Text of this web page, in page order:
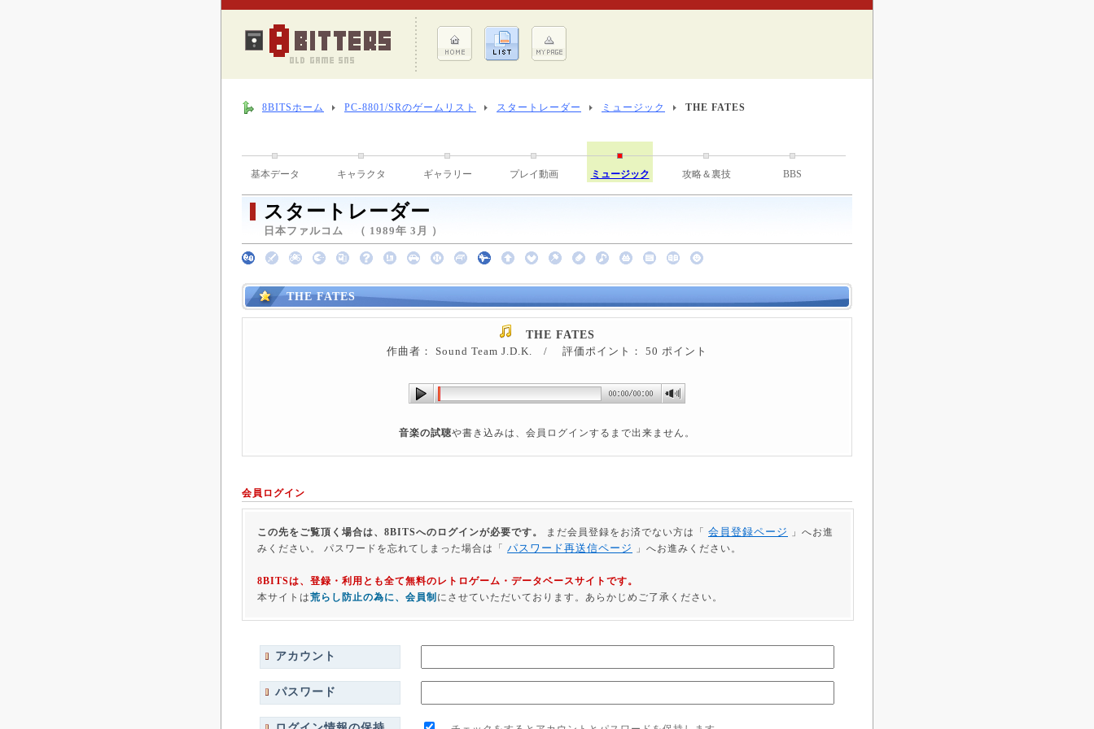
8BITSホーム PC-8801/SRのゲームリスト スタートレーダー ミュージック THE FATES
基本データ キャラクタ ギャラリー プレイ動画 ミュージック 攻略＆裏技 BBS
スタートレーダー
日本ファルコム （ 1989年 3月 ）
THE FATES
THE FATES
作曲者： Sound Team J.D.K. / 評価ポイント： 50 ポイント
音楽の試聴や書き込みは、会員ログインするまで出来ません。
会員ログイン
この先をご覧頂く場合は、8BITSへのログインが必要です。 まだ会員登録をお済でない方は「 会員登録ページ
」へお進
みください。 パスワードを忘れてしまった場合は「 パスワード再送信ページ 」へお進みください。
8BITSは、登録・利用とも全て無料のレトロゲーム・データベースサイトです。
本サイトは荒らし防止の為に、会員制 にさせていただいております。あらかじめご了承ください。
アカウント
パスワード